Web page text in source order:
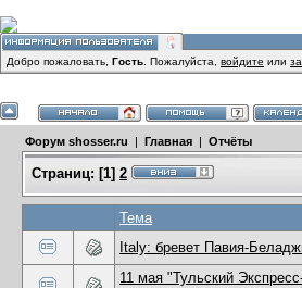
Добро пожаловать, Гость . Пожалуйста, войдите или
Форум shosser.ru | Главная | Отчёты
Страниц: [1] 2
Тема
Italy: бревет Павия-
11 мая "Тульский